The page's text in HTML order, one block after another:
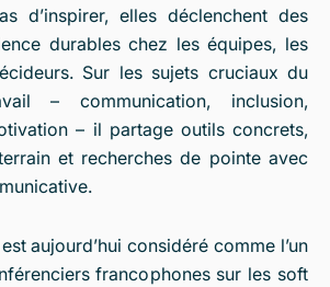
d’inspirer, elles déclenchent des
durables chez les équipes, les
Sur les sujets cruciaux du
– communication, inclusion,
– il partage outils concrets,
et recherches de pointe avec
aujourd’hui considéré comme l’un
francophones sur les soft